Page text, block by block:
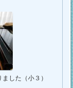
した（小３）